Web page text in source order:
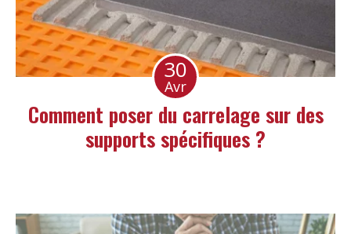
30
Avr
Comment poser du carrelage sur des
supports spécifiques ?